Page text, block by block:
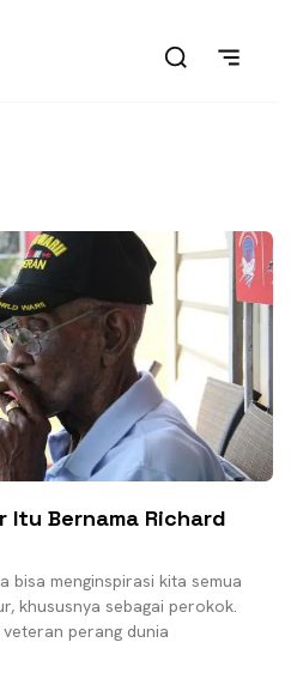
Itu Bernama Richard
bisa menginspirasi kita semua
khususnya sebagai perokok.
perang dunia